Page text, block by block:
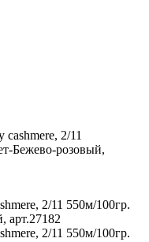
2/11
Бежево-розовый,